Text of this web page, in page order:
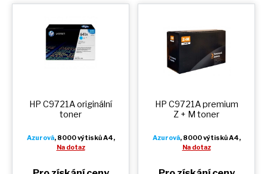
HP C9721A originální
toner
Azurová, 8000 výtisků A4,
Na dotaz
HP C9721A premium
Z + M toner
Azurová, 8000 výtisků A4,
Na dotaz